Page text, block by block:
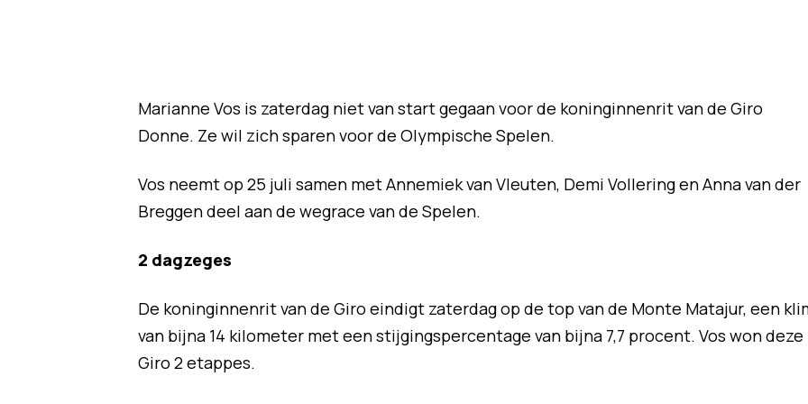
Marianne Vos is zaterdag niet van start gegaan voor de koninginnenrit van de Giro
Donne. Ze wil zich sparen voor de Olympische Spelen.
Vos neemt op 25 juli samen met Annemiek van Vleuten, Demi Vollering en Anna van der
Breggen deel aan de wegrace van de Spelen.
2 dagzeges
De koninginnenrit van de Giro eindigt zaterdag op de top van de Monte Matajur, een
van bijna 14 kilometer met een stijgingspercentage van bijna 7,7 procent. Vos won deze
Giro 2 etappes.